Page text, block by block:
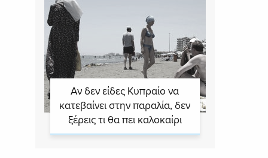
Αν δεν είδες Κυπραίο να
κατεβαίνει στην παραλία, δεν
ξέρεις τι θα πει καλοκαίρι